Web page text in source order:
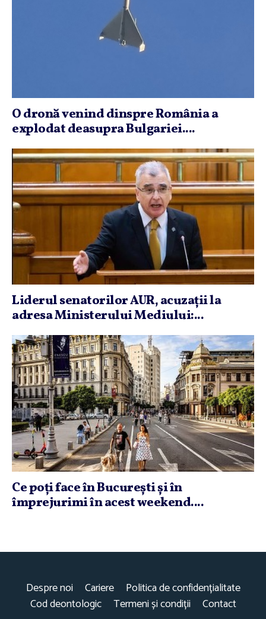
O dronă venind dinspre România a
explodat deasupra Bulgariei....
Liderul senatorilor AUR, acuzaţii la
adresa Ministerului Mediului:...
Ce poţi face în Bucureşti şi în
împrejurimi în acest weekend....
Despre noi Cariere
Politica de confidențialitate
Cod deontologic
Termeni și condiții Contact